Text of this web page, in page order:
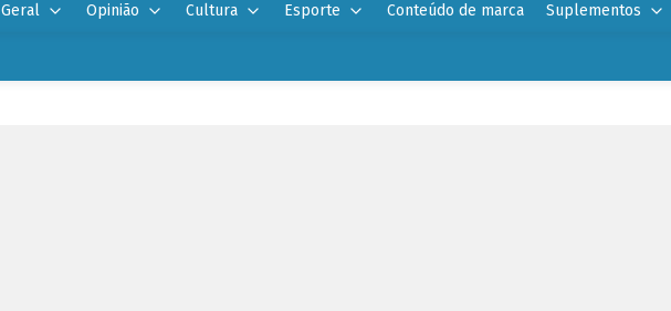
Geral Opinião Cultura Esporte Conteúdo de marca Suplementos